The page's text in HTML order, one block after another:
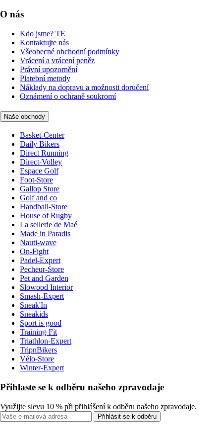
O nás
Kdo jsme? TE
Kontaktujte nás
Všeobecné obchodní podmínky
Vrácení a vrácení peněz
Právní upozornění
Platební metody
Náklady na dopravu a možnosti doručení
Oznámení o ochraně soukromí
Naše obchody
Basket-Center
Daily Bikers
Direct Running
Direct-Volley
Espace Golf
Foot-Store
Gallop Store
Golf and co
Handball-Store
House of Rugby
La sellerie de Maé
Made in Paradis
Nauti-wave
On-Fight
Padel-Expert
Pecheur-Store
Pet and Garden
Slowood Interior
Smash-Expert
Sneak'In
Sneakids
Sport is good
Training-Fit
Triathlon-Expert
TripnBikers
Vélo-Store
Winter-Expert
Přihlaste se k odběru našeho zpravodaje
Využijte slevu 10 % při přihlášení k odběru našeho zpravodaje.
Přihlásit se k odběru